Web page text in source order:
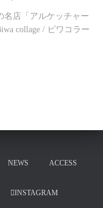
名店「アルケッチャー
collage / ビワコラー
NEWS ACCESS
INSTAGRAM